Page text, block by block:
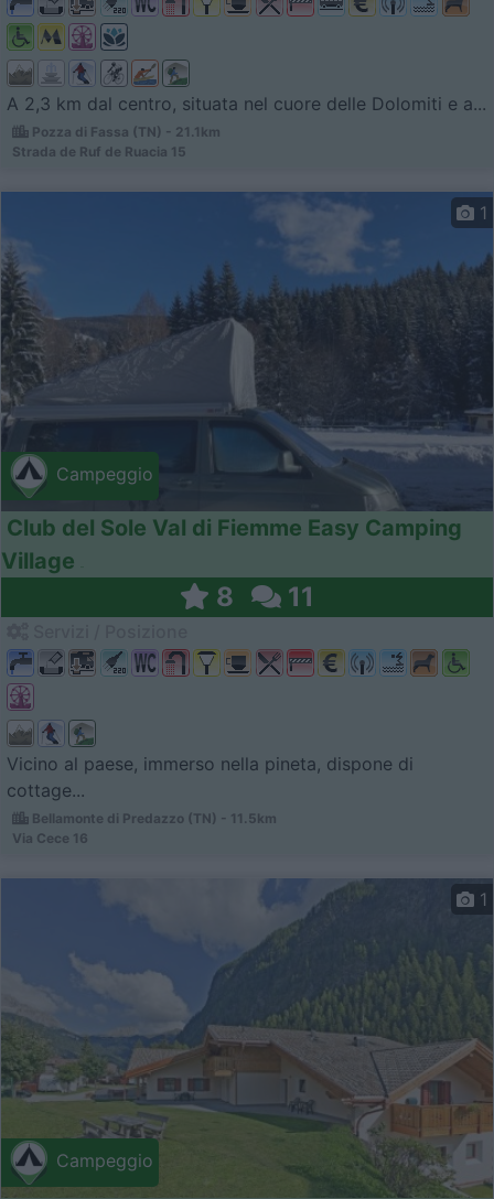
A 2,3 km dal centro, situata nel cuore delle Dolomiti e a...
Pozza di Fassa (TN) - 21.1km
Strada de Ruf de Ruacia 15
Campeggio
1
Club del Sole Val di Fiemme Easy Camping
Village
8 11
Vicino al paese, immerso nella pineta, dispone di
cottage...
Bellamonte di Predazzo (TN) - 11.5km
Via Cece 16
Campeggio
1